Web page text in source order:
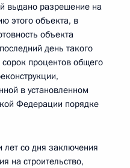
выдано разрешение на
этого объекта, в
объекта
день такого
процентов общего
в установленном
Федерации порядке
лет со дня заключения
на строительство,